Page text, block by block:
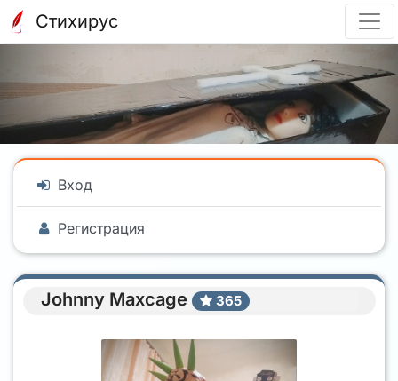
Стихирус
Вход
Регистрация
Johnny Maxcage 365